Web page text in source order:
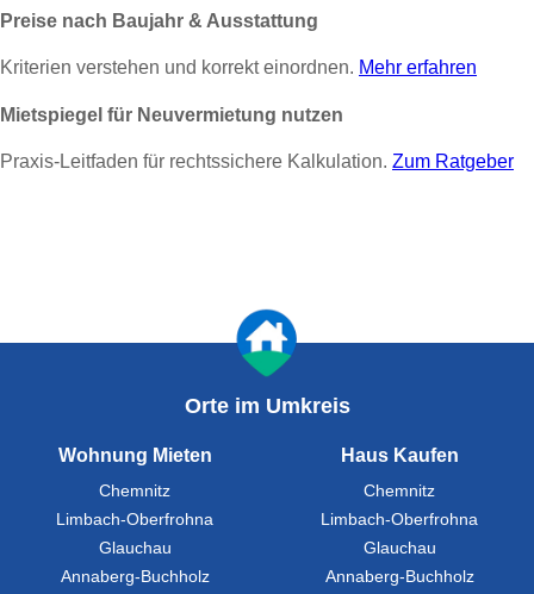
Preise nach Baujahr & Ausstattung
Kriterien verstehen und korrekt einordnen. Mehr erfahren
Mietspiegel für Neuvermietung nutzen
Praxis-Leitfaden für rechtssichere Kalkulation. Zum Ratgeber
Orte im Umkreis
Wohnung Mieten
Chemnitz
Limbach-Oberfrohna
Glauchau
Annaberg-Buchholz
Haus Kaufen
Chemnitz
Limbach-Oberfrohna
Glauchau
Annaberg-Buchholz